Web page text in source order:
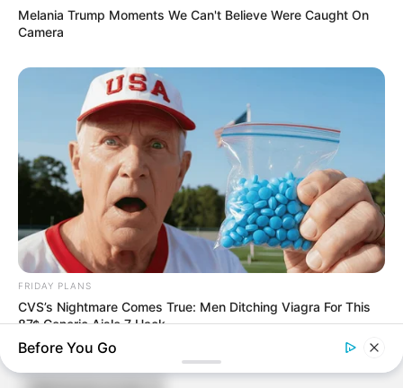
ARCHIVES
Archives
Melania Trump Moments We Can't Believe Were Caught On
Camera
FRIDAY PLANS
CVS’s Nightmare Comes True: Men Ditching Viagra For This
87¢ Generic Aisle 7 Hack
Before You Go